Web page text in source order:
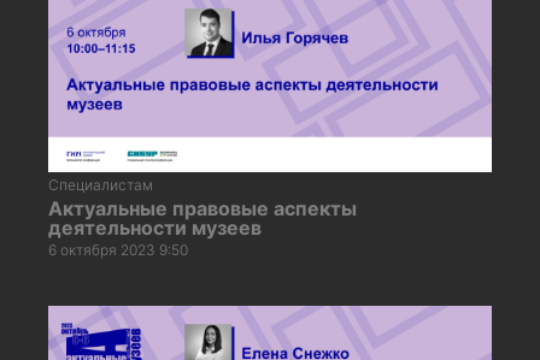
Специалистам
Актуальные правовые аспекты
деятельности музеев
6 октября 2023 9:50